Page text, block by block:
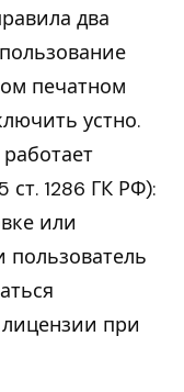
два
печатном
устно.
ст. 1286 ГК РФ):
или
пользователь
при